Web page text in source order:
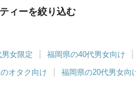
ィーを絞り込む
女限定 福岡県の40代男女向け
オタク向け 福岡県の20代男女向